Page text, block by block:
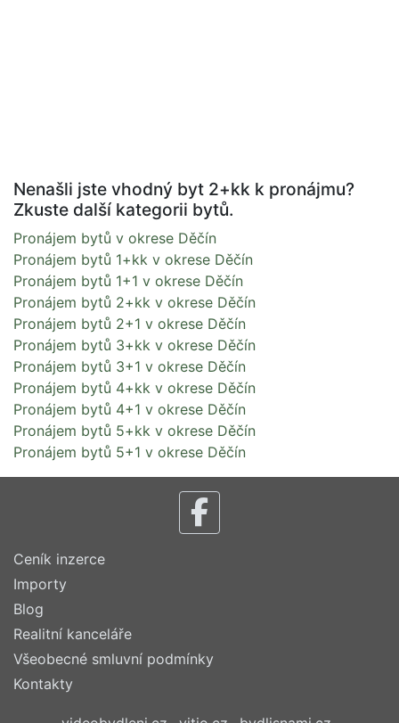
Nenašli jste vhodný byt 2+kk k pronájmu?
Zkuste další kategorii bytů.
Pronájem bytů v okrese Děčín
Pronájem bytů 1+kk v okrese Děčín
Pronájem bytů 1+1 v okrese Děčín
Pronájem bytů 2+kk v okrese Děčín
Pronájem bytů 2+1 v okrese Děčín
Pronájem bytů 3+kk v okrese Děčín
Pronájem bytů 3+1 v okrese Děčín
Pronájem bytů 4+kk v okrese Děčín
Pronájem bytů 4+1 v okrese Děčín
Pronájem bytů 5+kk v okrese Děčín
Pronájem bytů 5+1 v okrese Děčín
Ceník inzerce
Importy
Blog
Realitní kanceláře
Všeobecné smluvní podmínky
Kontakty